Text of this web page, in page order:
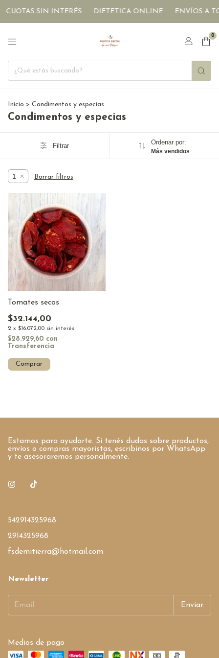
CUOTAS SIN INTERÉS DIETETICA ONLINE ENVÍOS A
0
Inicio > Condimentos y especias
Condimentos y especias
Filtrar Ordenar por:
Más vendidos
1 Borrar filtros
Tomates secos
$32.144,00
2 x $16.072,00 sin interés
$28.929,60 con
Transferencia
Comprar
Estamos para ayudarte. Si tenés dudas sobre productos,
envíos o compras mayoristas, escribinos por WhatsApp
y te asesoraremos personalmente.
542914325968
2914325968
fsdemitierra@hotmail.com
Newsletter
Medios de pago